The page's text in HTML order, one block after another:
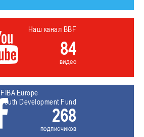
Наш канал BBF
84
видео
FIBA Europe
Youth Development Fund
268
подписчиков